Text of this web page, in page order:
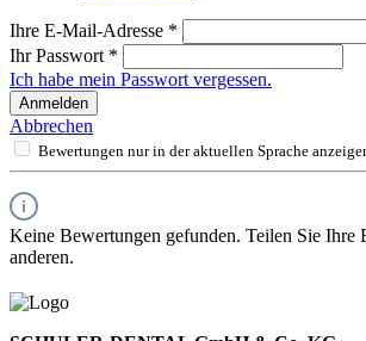
Ihre E-Mail-Adresse *
Ihr Passwort *
Ich habe mein Passwort vergessen.
Anmelden
Abbrechen
Bewertungen nur in der aktuellen Sprache
Keine Bewertungen gefunden. Teilen Sie Ihre
anderen.